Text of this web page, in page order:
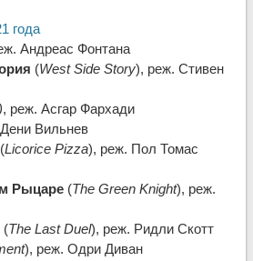
года
Андреас Фонтана
(West Side Story), реж. Стивен
, реж. Асгар Фархади
Вильнев
(Licorice Pizza), реж. Пол Томас
Рыцаре(The Green Knight), реж.
(The Last Duel), реж. Ридли Скотт
), реж. Одри Диван